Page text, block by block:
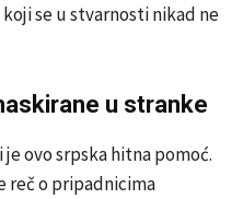
se u stvarnosti nikad ne
u stranke
ovo srpska hitna pomoć.
reč o pripadnicima